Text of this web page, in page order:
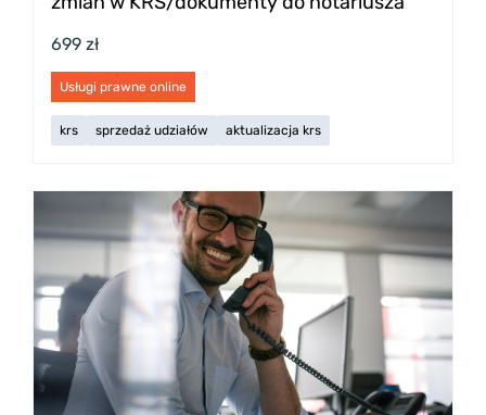
699 zł
Usługi prawne online
krs sprzedaż udziałów aktualizacja krs